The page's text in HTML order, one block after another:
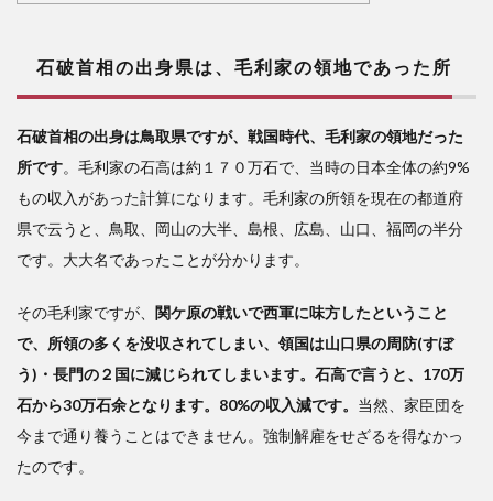
所
2
利藩
の臥
薪嘗
思い
が、
維新
て結
実
3
石
破氏
石破首相の出身県は、毛利家の領地であった所
石破首相の出身は鳥取県ですが、戦国時代、毛利家の領地だった
所です。毛利家の石高は約１７０万石で、当時の日本全体の約9%
もの収入があった計算になります。毛利家の所領を現在の都道府
県で云うと、鳥取、岡山の大半、島根、広島、山口、福岡の半分
です。大大名であったことが分かります。
その毛利家ですが、 関ケ原の戦いで西軍に味方したということ
で、所領の多くを没収されてしまい、領国は山口県の周防(すぼ
う)・長門の２国に減じられてしまいます。石高で言うと、170万
石から30万石余となります。80%の収入減です。 当然、家臣団を
今まで通り養うことはできません。強制解雇をせざるを得なかっ
たのです。